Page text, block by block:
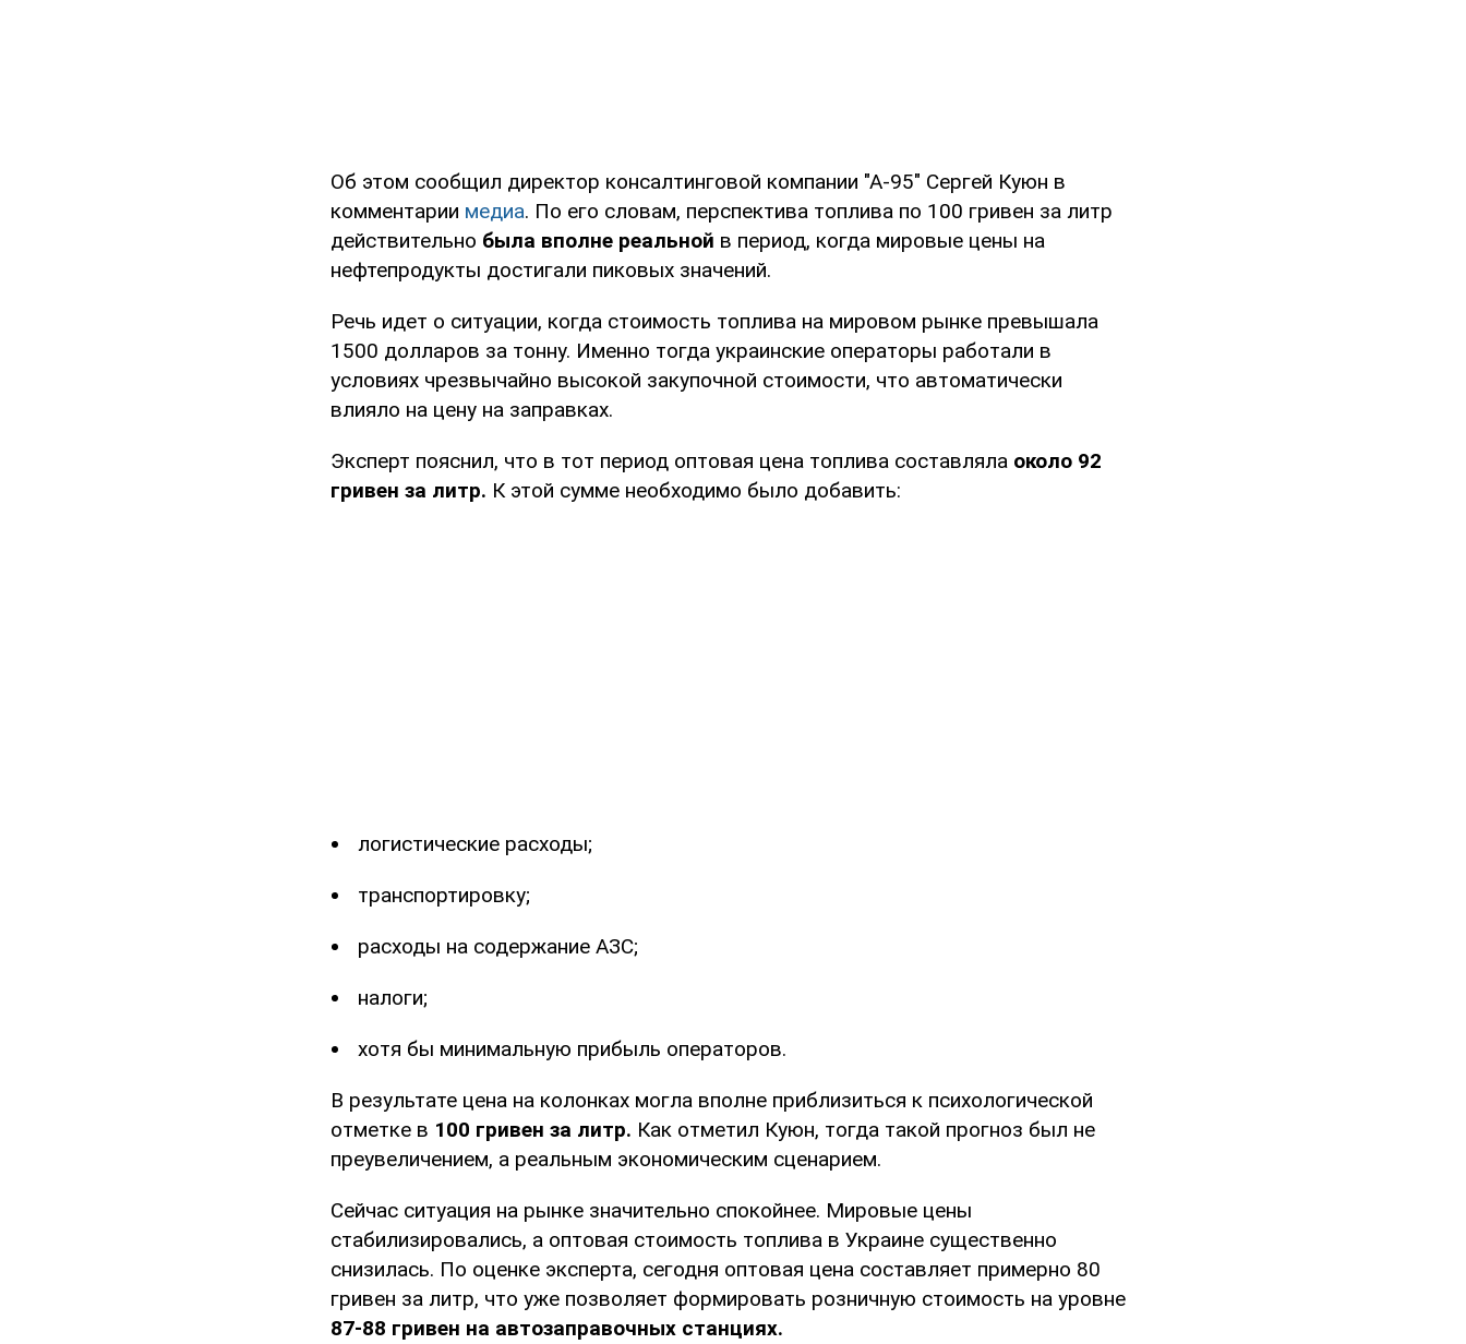
Об этом сообщил директор консалтинговой компании "А-95" Сергей Куюн в
комментарии медиа. По его словам, перспектива топлива по 100 гривен за литр
действительно была вполне реальной в период, когда мировые цены на
нефтепродукты достигали пиковых значений.
Речь идет о ситуации, когда стоимость топлива на мировом рынке превышала
1500 долларов за тонну. Именно тогда украинские операторы работали в
условиях чрезвычайно высокой закупочной стоимости, что автоматически
влияло на цену на заправках.
Эксперт пояснил, что в тот период оптовая цена топлива составляла около 92
гривен за литр. К этой сумме необходимо было добавить:
логистические расходы;
транспортировку;
расходы на содержание АЗС;
налоги;
хотя бы минимальную прибыль операторов.
В результате цена на колонках могла вполне приблизиться к психологической
отметке в 100 гривен за литр. Как отметил Куюн, тогда такой прогноз был не
преувеличением, а реальным экономическим сценарием.
Сейчас ситуация на рынке значительно спокойнее. Мировые цены
стабилизировались, а оптовая стоимость топлива в Украине существенно
снизилась. По оценке эксперта, сегодня оптовая цена составляет примерно 80
гривен за литр, что уже позволяет формировать розничную стоимость на уровне
87-88 гривен на автозаправочных станциях.